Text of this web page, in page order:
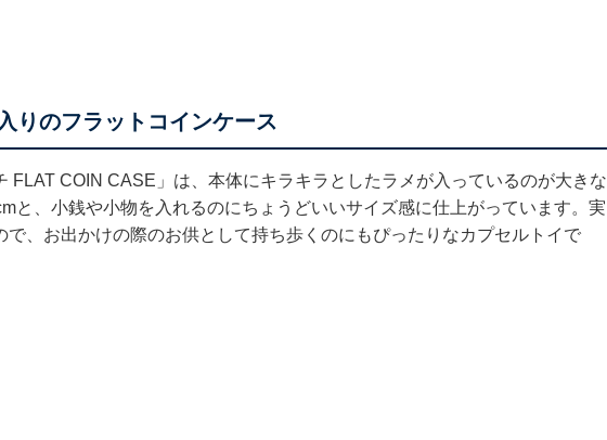
りのフラットコインケース
FLAT COIN CASE」は、本体にキラキラとしたラメが入っているのが大きな
と、小銭や小物を入れるのにちょうどいいサイズ感に仕上がっています。実
で、お出かけの際のお供として持ち歩くのにもぴったりなカプセルトイで